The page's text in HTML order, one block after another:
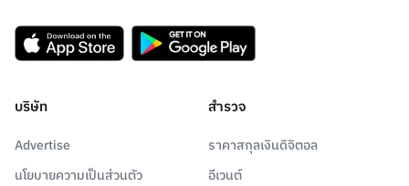
บริษัท
Advertise
นโยบายความเป็นส่วนตัว
สำรวจ
ราคาสกุลเงินดิจิตอล
อีเวนต์